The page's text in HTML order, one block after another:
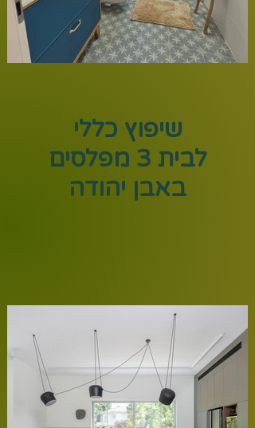
שיפוץ כללי
לבית 3 מפלסים
באבן יהודה